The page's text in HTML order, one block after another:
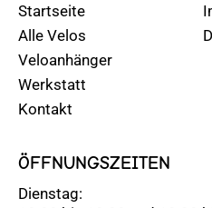
Startseite
Alle Velos
Veloanhänger
Werkstatt
Kontakt
ÖFFNUNGSZEITEN
Dienstag: